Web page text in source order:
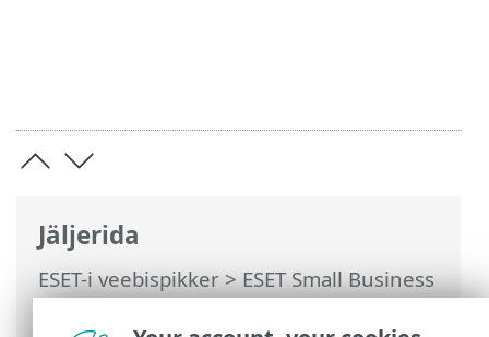
Jäljerida
ESET-i veebispikker>ESET Small Business
Security>Töötamine programmiga ESET